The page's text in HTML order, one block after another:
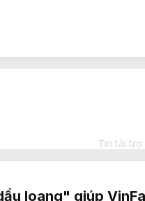
loang" giúp